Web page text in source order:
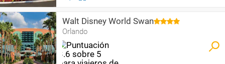
Walt Disney World Swan
Orlando